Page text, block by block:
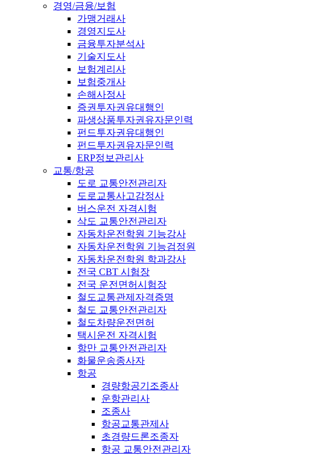
경영/금융/보험
가맹거래사
경영지도사
금융투자분석사
기술지도사
보험계리사
보험중개사
손해사정사
증권투자권유대행인
파생상품투자권유자문인력
펀드투자권유대행인
펀드투자권유자문인력
ERP정보관리사
교통/항공
도로 교통안전관리자
도로교통사고감정사
버스운전 자격시험
삭도 교통안전관리자
자동차운전학원 기능강사
자동차운전학원 기능검정원
자동차운전학원 학과강사
전국 CBT 시험장
전국 운전면허시험장
철도교통관제자격증명
철도 교통안전관리자
철도차량운전면허
택시운전 자격시험
항만 교통안전관리자
화물운송종사자
항공
경량항공기조종사
운항관리사
조종사
항공교통관제사
초경량드론조종자
항공 교통안전관리자